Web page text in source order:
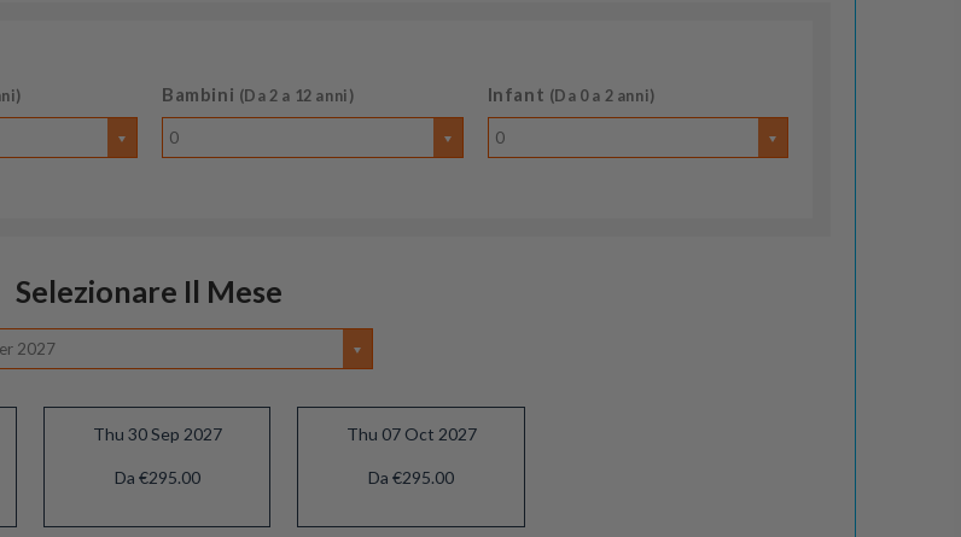
Bambini (Da 2 a 12 anni)
0
Infant (Da 0 a 2 anni)
0
Selezionare Il Mese
2027
Thu 30 Sep 2027
Da €295.00
Thu 07 Oct 2027
Da €295.00